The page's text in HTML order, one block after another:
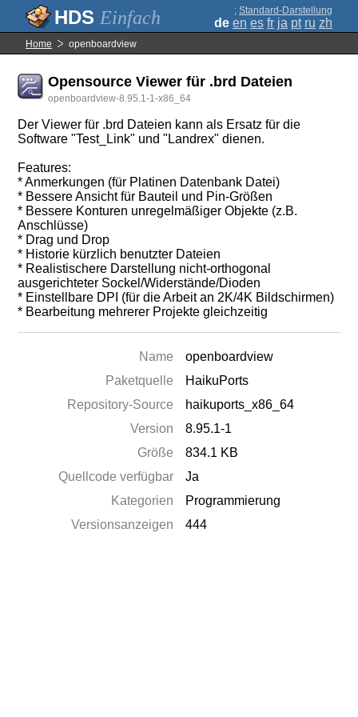
Einfach ; Standard-Darstellung
de en es fr ja pt ru zh
Home openboardview
Opensource Viewer für .brd Dateien
openboardview-8.95.1-1-x86_64
Der Viewer für .brd Dateien kann als Ersatz für die
Software "Test_Link" und "Landrex" dienen.
Features:
* Anmerkungen (für Platinen Datenbank Datei)
* Bessere Ansicht für Bauteil und Pin-Größen
* Bessere Konturen unregelmäßiger Objekte (z.B.
Anschlüsse)
* Drag und Drop
* Historie kürzlich benutzter Dateien
* Realistischere Darstellung nicht-orthogonal
ausgerichteter Sockel/Widerstände/Dioden
* Einstellbare DPI (für die Arbeit an 2K/4K Bildschirmen)
* Bearbeitung mehrerer Projekte gleichzeitig
Name
openboardview
Paketquelle
HaikuPorts
Repository-Source
haikuports_x86_64
Version
8.95.1-1
Größe
834.1 KB
Quellcode verfügbar
Ja
Kategorien
Programmierung
Versionsanzeigen
444